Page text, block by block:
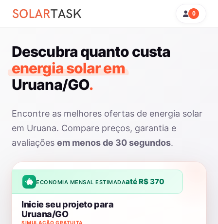
0
Descubra quanto custa
energia solar em
Uruana/GO.
Encontre as melhores ofertas de energia solar
em Uruana. Compare preços, garantia e
avaliações em menos de 30 segundos.
ECONOMIA MENSAL ESTIMADAaté R$ 370
SIMULAÇÃO GRATUITA
Inicie seu projeto para
Uruana/GO